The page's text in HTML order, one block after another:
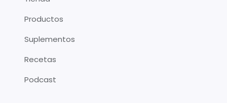
Productos
Suplementos
Recetas
Podcast